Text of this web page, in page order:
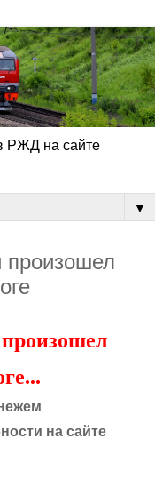
РЖД на сайте
▼
произошел
на сайте